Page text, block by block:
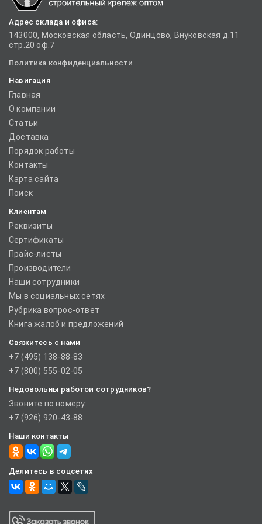
Адрес склада и офиса:
143000, Московская область, Одинцово, Внуковская д.11
стр.20 оф.7
Политика конфиденциальности
Навигация
Главная
О компании
Статьи
Доставка
Порядок работы
Контакты
Карта сайта
Поиск
Клиентам
Реквизиты
Сертификаты
Прайс-листы
Производители
Наши сотрудники
Мы в социальных сетях
Рубрика вопрос-ответ
Книга жалоб и предложений
Свяжитесь с нами
+7 (495) 138-88-83
+7 (800) 555-02-05
Недовольны работой сотрудников?
Звоните по номеру:
+7 (926) 920-43-88
Наши контакты
Делитесь в соцсетях